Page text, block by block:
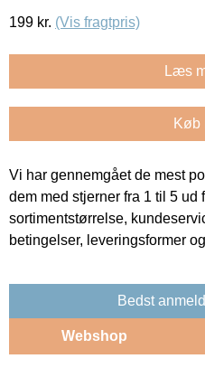
199 kr. (Vis fragtpris)
Læs
Køb
Vi har gennemgået de mest
dem med stjerner fra 1 til 5 ud
sortimentstørrelse,
betingelser, leveringsformer
Bedst
Webshop